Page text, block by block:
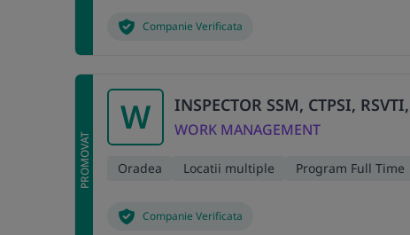
Companie Verificata
PROMOVAT
W INSPECTOR SSM, CTPSI,
WORK MANAGEMENT
Oradea Locatii multiple Program Full Time
Companie Verificata